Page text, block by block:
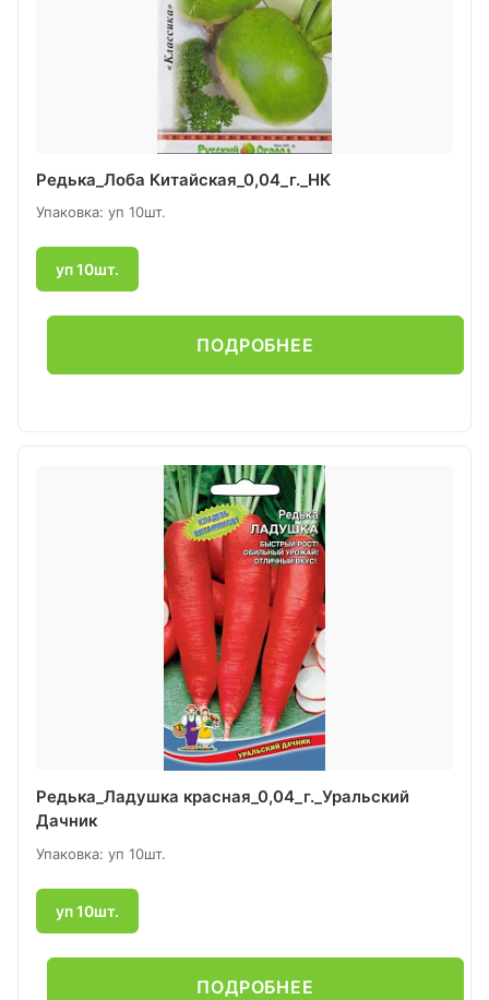
Редька_Лоба Китайская_0,04_г._НК
Упаковка: уп 10шт.
уп 10шт.
ПОДРОБНЕЕ
Редька_Ладушка красная_0,04_г._Уральский
Дачник
Упаковка: уп 10шт.
уп 10шт.
ПОДРОБНЕЕ